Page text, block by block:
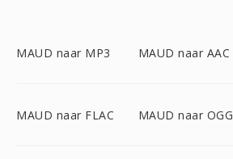
MAUD naar MP3 MAUD naar AAC
MAUD naar FLAC MAUD naar OGG